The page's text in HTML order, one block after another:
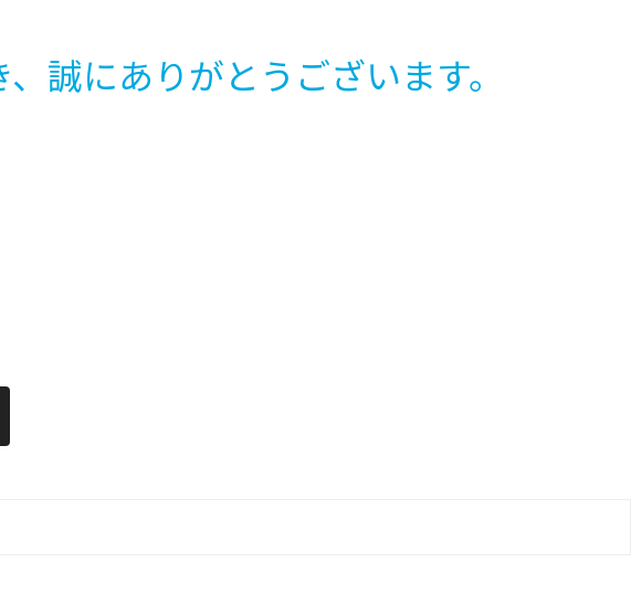
誠にありがとうございます。